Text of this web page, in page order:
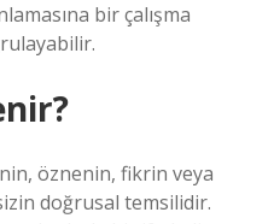
bir çalışma
öznenin, fikrin veya
doğrusal temsilidir.